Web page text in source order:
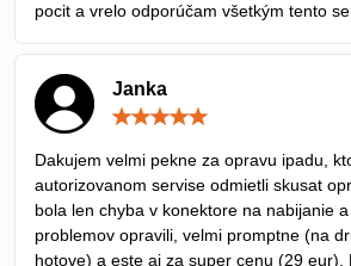
pocit a vrelo odporúčam všetkým tento
Janka
5
Dakujem velmi pekne za opravu ipadu,
autorizovanom servise odmietli skusat
bola len chyba v konektore na nabijanie
problemov opravili, velmi promptne (na
hotove) a este aj za super cenu (29 eur).